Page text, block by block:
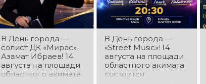
ритмы и
праздничное
настроение!
В День города —
солист ДК «Мирас»
Азамат Ибраев! 14
августа на площади
областного акимата
В День города —
«Street Music»! 14
августа на площади
областного акимата
состоится